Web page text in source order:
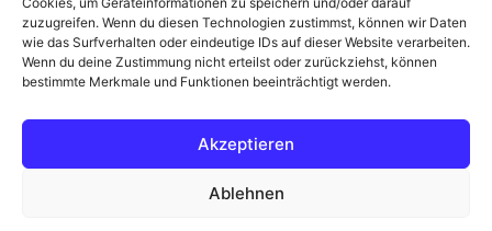
zuzugreifen. Wenn du diesen Technologien zustimmst, können wir Daten
wie das Surfverhalten oder eindeutige IDs auf dieser Website verarbeiten.
Wenn du deine Zustimmung nicht erteilst oder zurückziehst, können
bestimmte Merkmale und Funktionen beeinträchtigt werden.
Akzeptieren
Ablehnen
0157 / 333 26 326
Alte Salzstr. 5A, 21516 Schulendorf
© 2026 Schluesselteam - WordPress Theme von
Hide